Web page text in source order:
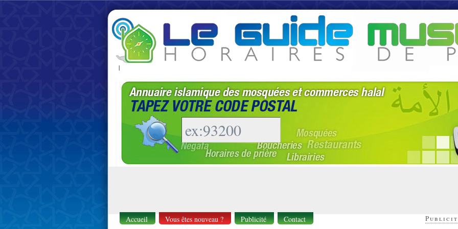
|
Accueil Vous êtes nouveau ? Publicité Contact